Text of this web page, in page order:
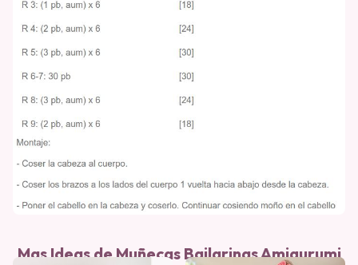
Mas Ideas de Muñecas Bailarinas Amigurumi